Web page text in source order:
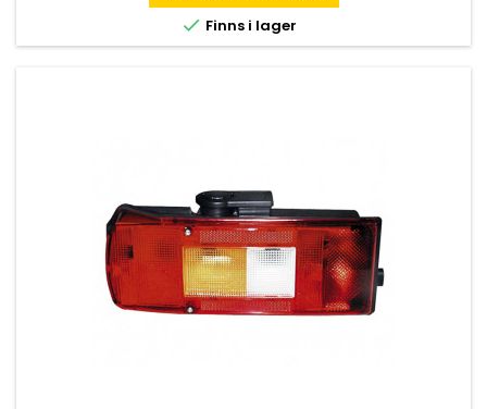
 Finns i lager